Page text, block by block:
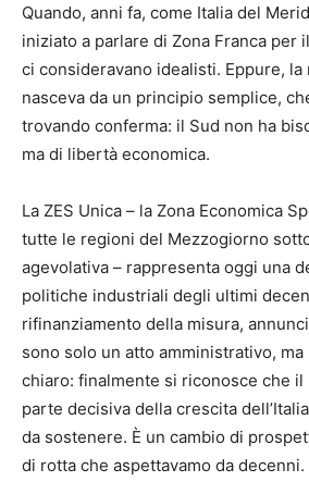
Quando, anni fa, come Italia del
iniziato a parlare di Zona Franca per
ci consideravano idealisti. Eppure,
nasceva da un principio semplice,
trovando conferma: il Sud non ha
ma di libertà economica.
La ZES Unica – la Zona Economica
tutte le regioni del Mezzogiorno
agevolativa – rappresenta oggi una
politiche industriali degli ultimi
rifinanziamento della misura,
sono solo un atto amministrativo,
chiaro: finalmente si riconosce che il
parte decisiva della crescita
da sostenere. È un cambio di
di rotta che aspettavamo da decenni.